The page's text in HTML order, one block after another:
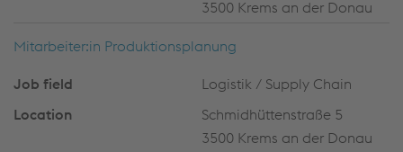
3500 Krems an der Donau
Mitarbeiter:in Produktionsplanung
Logistik / Supply Chain
Schmidhüttenstraße 5
3500 Krems an der Donau